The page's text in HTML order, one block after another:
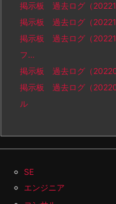
掲示板 過去ログ（
掲示板 過去ログ（
掲示板 過去ログ（
フ…
掲示板 過去ログ（
掲示板 過去ログ（
ル
SE
エンジニア